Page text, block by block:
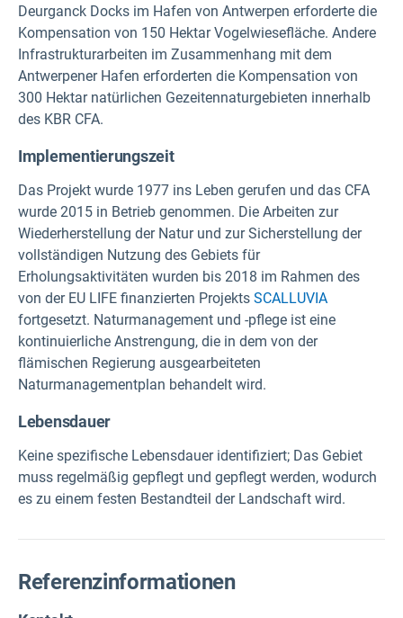
Deurganck Docks im Hafen von Antwerpen erforderte die
Kompensation von 150 Hektar Vogelwiesefläche. Andere
Infrastrukturarbeiten im Zusammenhang mit dem
Antwerpener Hafen erforderten die Kompensation von
300 Hektar natürlichen Gezeitennaturgebieten innerhalb
des KBR CFA.
Implementierungszeit
Das Projekt wurde 1977 ins Leben gerufen und das CFA
wurde 2015 in Betrieb genommen. Die Arbeiten zur
Wiederherstellung der Natur und zur Sicherstellung der
vollständigen Nutzung des Gebiets für
Erholungsaktivitäten wurden bis 2018 im Rahmen des
von der EU LIFE finanzierten Projekts SCALLUVIA
fortgesetzt. Naturmanagement und -pflege ist eine
kontinuierliche Anstrengung, die in dem von der
flämischen Regierung ausgearbeiteten
Naturmanagementplan behandelt wird.
Lebensdauer
Keine spezifische Lebensdauer identifiziert; Das Gebiet
muss regelmäßig gepflegt und gepflegt werden, wodurch
es zu einem festen Bestandteil der Landschaft wird.
Referenzinformationen